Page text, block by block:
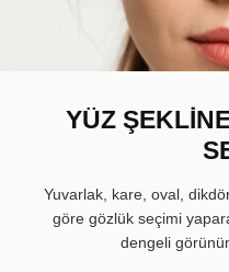
YÜZ
Yuvarlak, kare, oval,
göre gözlük seçimi
dengeli